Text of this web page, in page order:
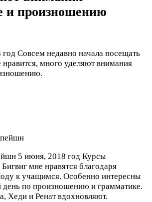
и произношению
год Совсем недавно начала посещать
много уделяют внимания
5 июня, 2018 год Курсы
мне нравятся благодаря
к учащимся. Особенно интересны
день по произношению и грамматике.
Хеди и Ренат вдохновляют.